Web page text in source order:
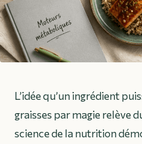
L’idée qu’un ingrédient
graisses par magie relève
science de la nutrition